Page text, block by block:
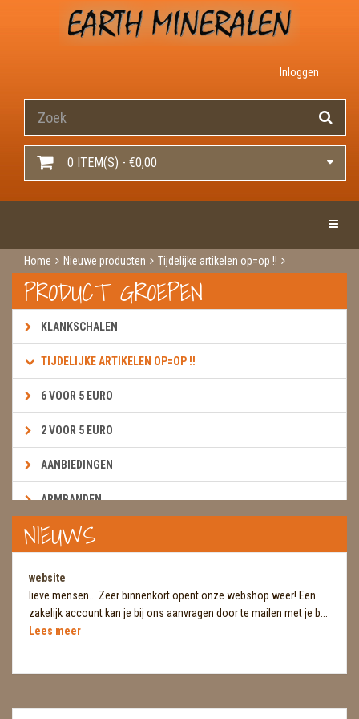
Inloggen
0 ITEM(S) - €0,00
Home Nieuwe producten
Tijdelijke artikelen op=op !!
Rozenkwarts 24 euro
PRODUCT GROEPEN
KLANKSCHALEN
TIJDELIJKE ARTIKELEN OP=OP !!
6 VOOR 5 EURO
2 VOOR 5 EURO
AANBIEDINGEN
ARMBANDEN
BOEKEN & KAARTEN E.A.R.T.H.
BROEKZAKSTENEN
CADEAUBONNEN
DIERTJES
DIVERSE
NIEUWS
website
lieve mensen... Zeer binnenkort opent onze webshop weer! Een
zakelijk account kan je bij ons aanvragen door te mailen met je b...
Lees meer